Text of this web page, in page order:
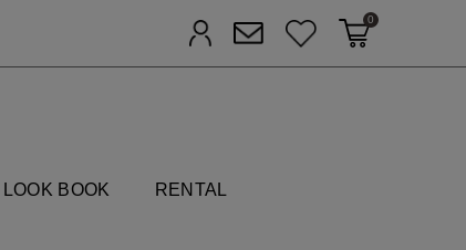
ログイン メルマガ登録お気に入りカートに入れる
0
LOOK BOOK RENTAL